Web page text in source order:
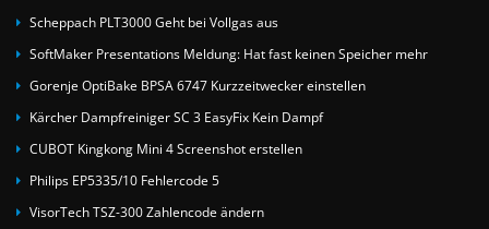
Scheppach PLT3000 Geht bei Vollgas aus
SoftMaker Presentations Meldung: Hat fast keinen Speicher mehr
Gorenje OptiBake BPSA 6747 Kurzzeitwecker einstellen
Kärcher Dampfreiniger SC 3 EasyFix Kein Dampf
CUBOT Kingkong Mini 4 Screenshot erstellen
Philips EP5335/10 Fehlercode 5
VisorTech TSZ-300 Zahlencode ändern